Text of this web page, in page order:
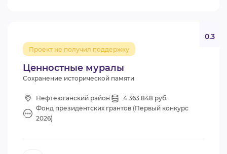
Ценностные муралы
Проект не получил поддержку
0.3
Сохранение исторической памяти
Нефтеюганский район
4 363 848 руб.
Фонд президентских грантов (Первый конкурс
2026)